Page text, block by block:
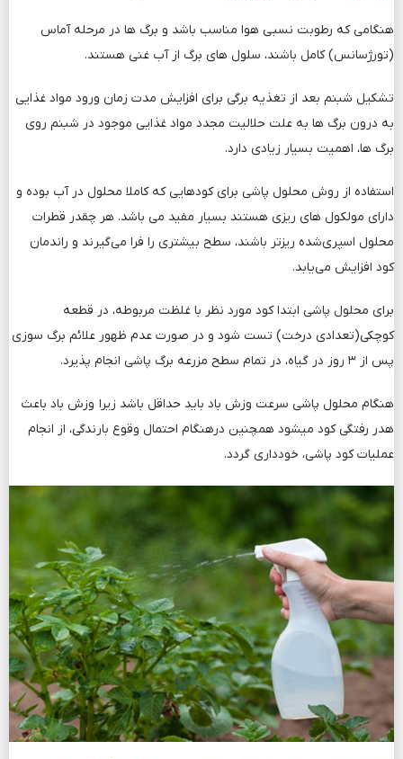
هنگامی که رطوبت نسبی هوا مناسب باشد و برگ ها در مرحله آماس
(تورژسانس) کامل باشند، سلول هاي برگ از آب غنی هستند.
تشکیل شبنم بعد از تغذیه برگی برای افزایش مدت زمان ورود مواد غذایی
به درون برگ ها به علت حلالیت مجدد مواد غذایی موجود در شبنم روي
برگ ها، اهمیت بسیار زیادی دارد.
استفاده از روش محلول پاشی برای کودهایی که کاملا محلول در آب بوده و
دارای مولکول های ریزی هستند بسیار مفید می ­باشد. هر چقدر قطرات
محلول اسپری‌شده ریزتر باشند، سطح بیشتری را فرا می‌گیرند و راندمان
کود افزایش می‌یابد.
برای محلول پاشی ابتدا کود مورد نظر با غلظت مربوطه، در قطعه
کوچکی(تعدادی درخت) تست شود و در صورت عدم ظهور علائم برگ سوزی
پس از ۳ روز در گیاه، در تمام سطح مزرعه برگ پاشی انجام پذیرد.
هنگام محلول پاشی سرعت وزش باد باید حداقل باشد زیرا وزش باد باعث
هدر رفتگی کود می­شود همچنین درهنگام احتمال وقوع بارندگی، از انجام
عملیات کود پاشی، خودداری گردد.